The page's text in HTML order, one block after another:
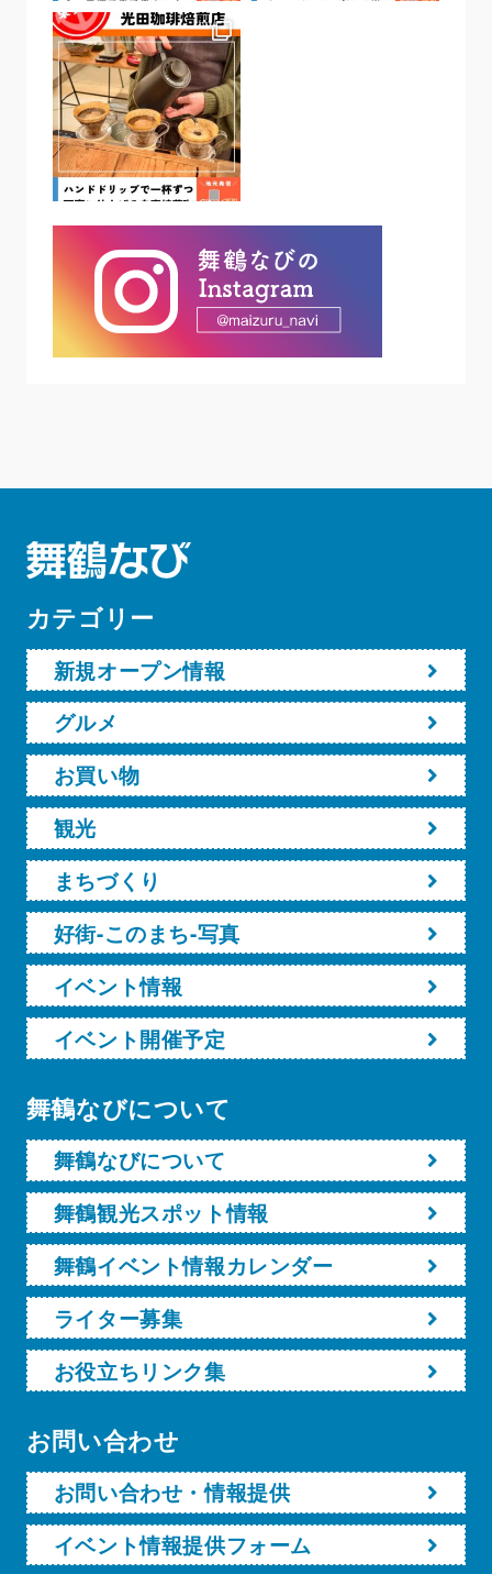
カテゴリー
新規オープン情報
グルメ
お買い物
観光
まちづくり
好街-このまち-写真
イベント情報
イベント開催予定
舞鶴なびについて
舞鶴なびについて
舞鶴観光スポット情報
舞鶴イベント情報カレンダー
ライター募集
お役立ちリンク集
お問い合わせ
お問い合わせ・情報提供
イベント情報提供フォーム